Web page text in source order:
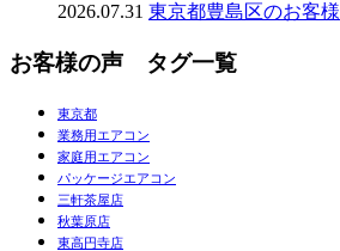
2026.07.31 東京都豊島区のお客様
お客様の声 タグ一覧
東京都
業務用エアコン
家庭用エアコン
パッケージエアコン
三軒茶屋店
秋葉原店
東高円寺店